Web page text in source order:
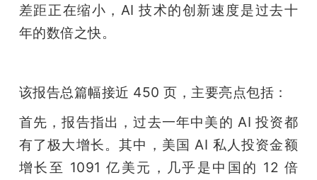
活
中
心
差距正在缩小，AI 技术的创新速度是过去十
年的数倍之快。
该报告总篇幅接近 450 页，主要亮点包括：
首先，报告指出，过去一年中美的 AI 投资都
有了极大增长。其中，美国 AI 私人投资金额
增长至 1091 亿美元，几乎是中国的 12 倍